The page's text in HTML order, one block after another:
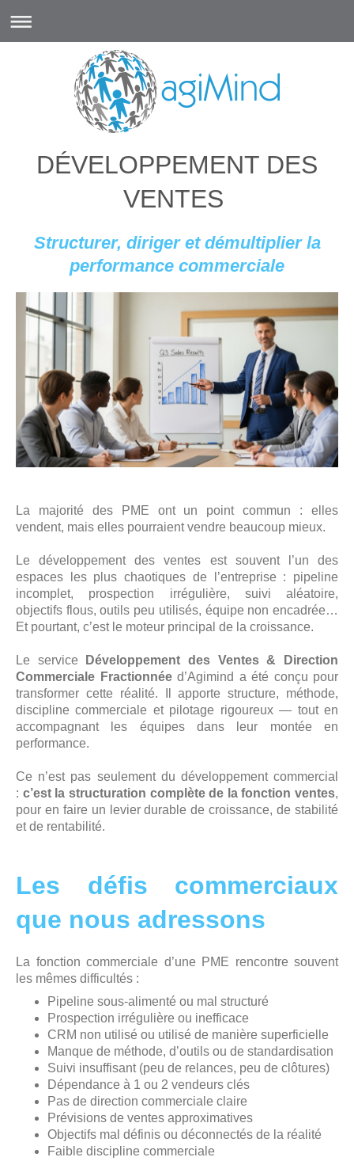
DÉVELOPPEMENT DES
VENTES
Structurer, diriger et démultiplier la
performance commerciale
La majorité des PME ont un point commun : elles
vendent, mais elles pourraient vendre beaucoup mieux.
Le développement des ventes est souvent l’un des
espaces les plus chaotiques de l’entreprise : pipeline
incomplet, prospection irrégulière, suivi aléatoire,
objectifs flous, outils peu utilisés, équipe non encadrée…
Et pourtant, c’est le moteur principal de la croissance.
Le service
Développement des Ventes & Direction
Commerciale Fractionnéed’Agimind a été conçu pour
transformer cette réalité. Il apporte structure, méthode,
discipline commerciale et pilotage rigoureux — tout en
accompagnant les équipes dans leur montée en
performance.
Ce n’est pas seulement du développement commercial
: c’est la structuration complète de la fonction ventes,
pour en faire un levier durable de croissance, de stabilité
et de rentabilité.
Les défis commerciaux
que nous adressons
La fonction commerciale d’une PME rencontre souvent
les mêmes difficultés :
Pipeline sous-alimenté ou mal structuré
Prospection irrégulière ou inefficace
CRM non utilisé ou utilisé de manière superficielle
Manque de méthode, d’outils ou de standardisation
Suivi insuffisant (peu de relances, peu de clôtures)
Dépendance à 1 ou 2 vendeurs clés
Pas de direction commerciale claire
Prévisions de ventes approximatives
Objectifs mal définis ou déconnectés de la réalité
Faible discipline commerciale